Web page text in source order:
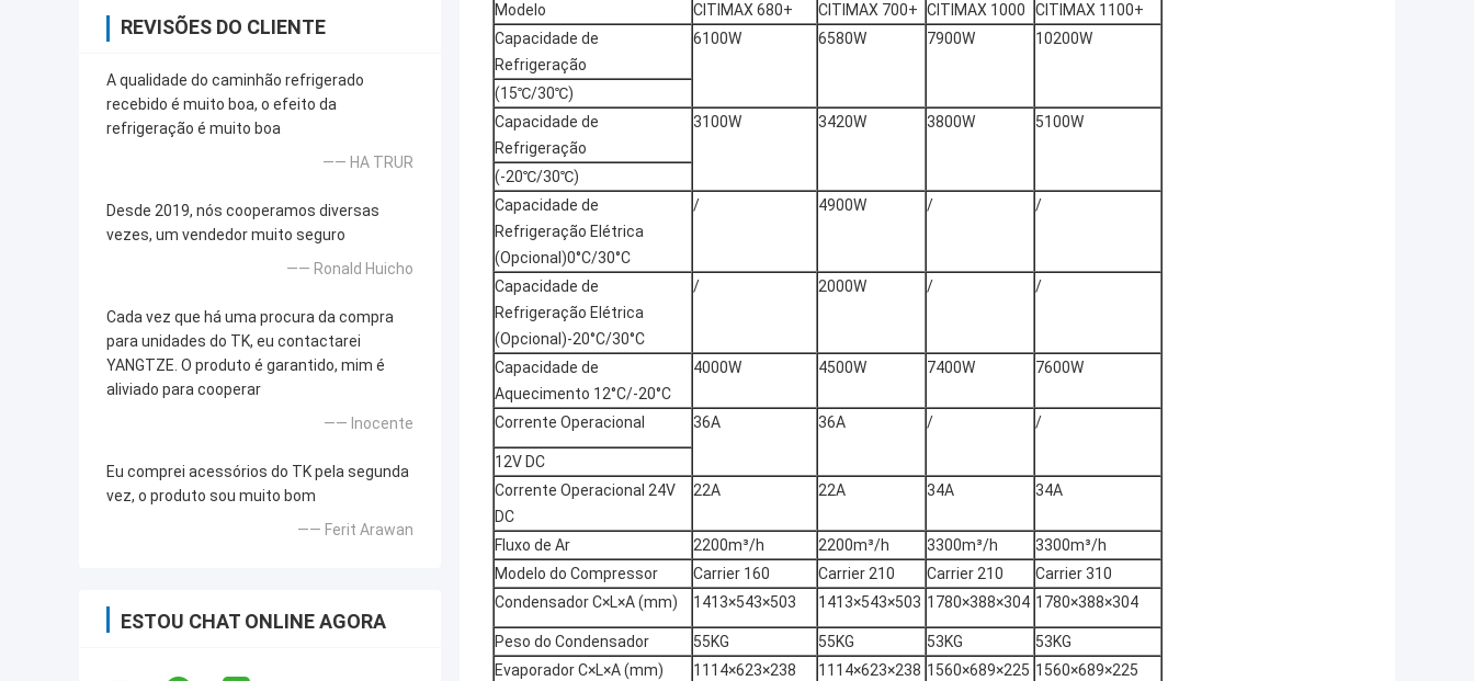
REVISÕES DO CLIENTE
A qualidade do caminhão refrigerado
recebido é muito boa, o efeito da
refrigeração é muito boa
—— HA TRUR
Desde 2019, nós cooperamos diversas
vezes, um vendedor muito seguro
—— Ronald Huicho
Cada vez que há uma procura da compra
para unidades do TK, eu contactarei
YANGTZE. O produto é garantido, mim é
aliviado para cooperar
—— Inocente
Eu comprei acessórios do TK pela segunda
vez, o produto sou muito bom
—— Ferit Arawan
ESTOU CHAT ONLINE AGORA
Modelo CITIMAX 680+ CITIMAX 700+ CITIMAX 1000
CITIMAX 1100+
Capacidade de
Refrigeração
6100W 6580W 7900W 10200W
(15℃/30℃)
Capacidade de
Refrigeração
3100W 3420W 3800W 5100W
(-20℃/30℃)
Capacidade de
Refrigeração Elétrica
(Opcional)0°C/30°C
/ 4900W / /
Capacidade de
Refrigeração Elétrica
(Opcional)-20°C/30°C
/ 2000W / /
Capacidade de
Aquecimento 12°C/-20°C
4000W 4500W 7400W 7600W
Corrente Operacional 36A 36A / /
12V DC
Corrente Operacional 24V
DC
22A 22A 34A 34A
Fluxo de Ar 2200m³/h 2200m³/h 3300m³/h
3300m³/h
Modelo do Compressor
Carrier 160 Carrier 210 Carrier 210
Carrier 310
Condensador C×L×A (mm)
1413×543×503 1413×543×503 1780×388×304 1780×388×304
Peso do Condensador 55KG 55KG 53KG
53KG
Evaporador C×L×A (mm)
1114×623×238 1114×623×238 1560×689×225 1560×689×225